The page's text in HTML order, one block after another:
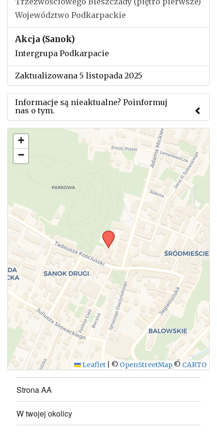
Województwo Podkarpackie
Akcja (Sanok)
Intergrupa Podkarpacie
Zaktualizowana 5 listopada 2025
Informacje są nieaktualne? Poinformuj
nas o tym.
Użyj tego formularza aby przesłać informację o
zmianach w powyższym mityngu.
WYŚLIJ
+
−
Leaflet © OpenStreetMap© CARTO
Strona AA
W twojej okolicy